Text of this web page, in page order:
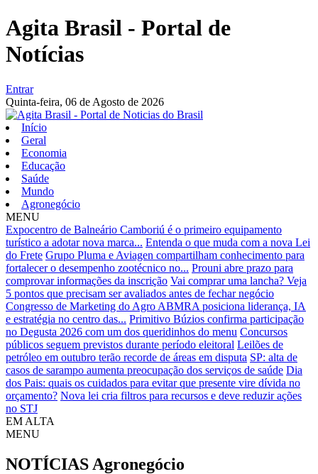
Agita Brasil - Portal de
Notícias
Entrar
Quinta-feira, 06 de Agosto de 2026
Início
Geral
Economia
Educação
Saúde
Mundo
Agronegócio
MENU
Expocentro de Balneário Camboriú é o primeiro equipamento
turístico a adotar nova marca... Entenda o que muda com a nova Lei
do Frete Grupo Pluma e Aviagen compartilham conhecimento para
fortalecer o desempenho zootécnico no... Prouni abre prazo para
comprovar informações da inscrição Vai comprar uma lancha? Veja
5 pontos que precisam ser avaliados antes de fechar negócio
Congresso de Marketing do Agro ABMRA posiciona liderança, IA
e estratégia no centro das... Primitivo Búzios confirma participação
no Degusta 2026 com um dos queridinhos do menu Concursos
públicos seguem previstos durante período eleitoral Leilões de
petróleo em outubro terão recorde de áreas em disputa SP: alta de
casos de sarampo aumenta preocupação dos serviços de saúde Dia
dos Pais: quais os cuidados para evitar que presente vire dívida no
orçamento? Nova lei cria filtros para recursos e deve reduzir ações
no STJ
EM ALTA
MENU
NOTÍCIAS Agronegócio